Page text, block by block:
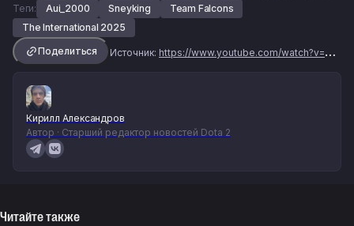
Теги: Aui_2000 Sneyking
Team Falcons
The International 2025
Поделиться
Источник: https://www.youtube.com/watch?v=uwia8v47jzg
Кирилл Александров
Автор · Старший редактор новостей Dota 2
Читайте также